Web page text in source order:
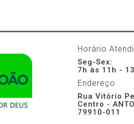
Horário
Seg-Sex:
7h às 11h -
Endereço
Rua Vitório
Centro -
79910-011